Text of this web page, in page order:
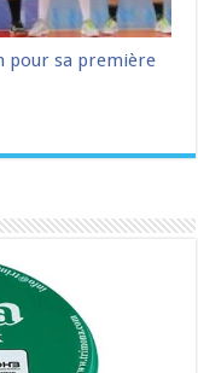
pour sa première